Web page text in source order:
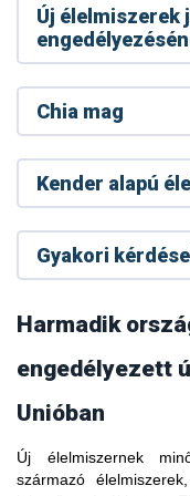
Új élelmiszerek
Chia mag
Kender alapú
Gyakori
Harmadik
engedélyezett
Unióban
Új élelmiszernek
származó
A kávélevélből
fogyasztják